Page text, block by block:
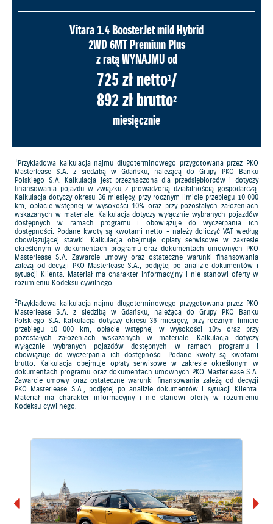
Vitara 1.4 BoosterJet mild Hybrid
2WD 6MT Premium Plus
z ratą WYNAJMU od
725 zł netto1/
892 zł brutto2
miesięcznie
1Przykładowa kalkulacja najmu długoterminowego przygotowana przez PKO
Masterlease S.A. z siedzibą w Gdańsku, należącą do Grupy PKO Banku
Polskiego S.A. Kalkulacja jest przeznaczona dla przedsiębiorców i dotyczy
finansowania pojazdu w związku z prowadzoną działalnością gospodarczą.
Kalkulacja dotyczy okresu 36 miesięcy, przy rocznym limicie przebiegu 10 000
km, opłacie wstępnej w wysokości 10% oraz przy pozostałych założeniach
wskazanych w materiale. Kalkulacja dotyczy wyłącznie wybranych pojazdów
dostępnych w ramach programu i obowiązuje do wyczerpania ich
dostępności. Podane kwoty są kwotami netto - należy doliczyć VAT według
obowiązującej stawki. Kalkulacja obejmuje opłaty serwisowe w zakresie
określonym w dokumentach programu oraz dokumentach umownych PKO
Masterlease S.A. Zawarcie umowy oraz ostateczne warunki finansowania
zależą od decyzji PKO Masterlease S.A., podjętej po analizie dokumentów i
sytuacji Klienta. Materiał ma charakter informacyjny i nie stanowi oferty w
rozumieniu Kodeksu cywilnego.
2Przykładowa kalkulacja najmu długoterminowego przygotowana przez PKO
Masterlease S.A. z siedzibą w Gdańsku, należącą do Grupy PKO Banku
Polskiego S.A. Kalkulacja dotyczy okresu 36 miesięcy, przy rocznym limicie
przebiegu 10 000 km, opłacie wstępnej w wysokości 10% oraz przy
pozostałych założeniach wskazanych w materiale. Kalkulacja dotyczy
wyłącznie wybranych pojazdów dostępnych w ramach programu i
obowiązuje do wyczerpania ich dostępności. Podane kwoty są kwotami
brutto. Kalkulacja obejmuje opłaty serwisowe w zakresie określonym w
dokumentach programu oraz dokumentach umownych PKO Masterlease S.A.
Zawarcie umowy oraz ostateczne warunki finansowania zależą od decyzji
PKO Masterlease S.A., podjętej po analizie dokumentów i sytuacji Klienta.
Materiał ma charakter informacyjny i nie stanowi oferty w rozumieniu
Kodeksu cywilnego.